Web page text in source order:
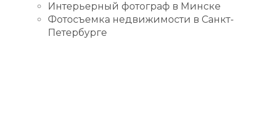
Интерьерный фотограф в Минске
Фотосъемка недвижимости в Санкт-
Петербурге